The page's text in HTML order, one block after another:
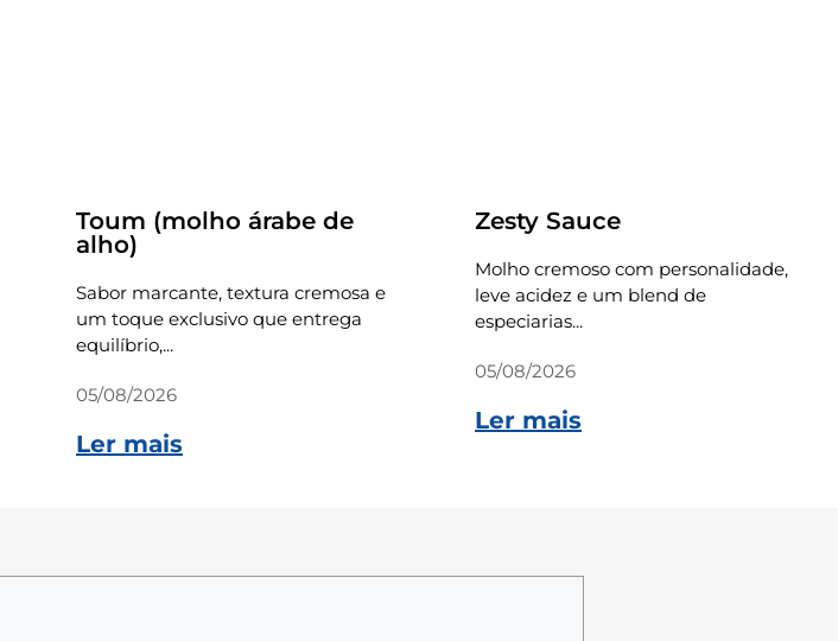
Toum (molho árabe de
alho)
Sabor marcante, textura cremosa e
um toque exclusivo que entrega
equilíbrio,...
05/08/2026
Ler mais
Zesty Sauce
Molho cremoso com personalidade,
leve acidez e um blend de
especiarias...
05/08/2026
Ler mais